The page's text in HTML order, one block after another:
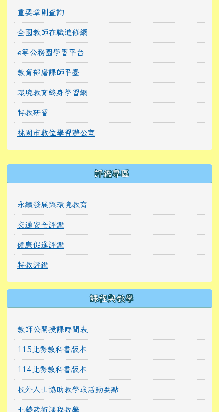
重要章則查詢
全國教師在職進修網
e等公務園學習平台
教育部磨課師平臺
環境教育終身學習網
特教研習
桃園市數位學習辦公室
評鑑專區
永續發展與環境教育
交通安全評鑑
健康促進評鑑
特教評鑑
課程與教學
教師公開授課時間表
115北勢教科書版本
114北勢教科書版本
校外人士協助教學或活動要點
北勢武術課程教學